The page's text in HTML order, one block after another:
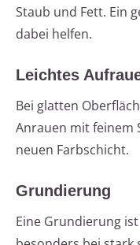
Staub und Fett. Ein
dabei helfen.
Leichtes
Bei glatten
Anrauen mit feinem
neuen Farbschicht.
Grundierung
Eine Grundierung